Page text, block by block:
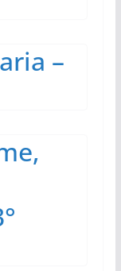
–